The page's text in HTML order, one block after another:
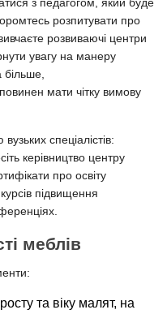
розпитувати про
розвиваючі центри
увагу на манеру
більше,
мати чітку вимову
спеціалістів:
керівництво центру
про освіту
підвищення
меблів
та віку малят, на